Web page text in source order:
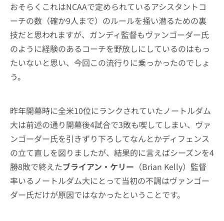
おそらくこれはNCAAで定められているアシスタントコ
ーチの数（確か9人まで）のルールを掻い潜るための裏
技だと思われますが、ガンディ監督もヴァンゴーダー氏
のように経験のあるコーチを野放しにしているのはもっ
たいないと思い、今回この流行りに乗っかったのでしょ
う。
昨年開幕時に全米10位にランクされていたノートルダム
大は前述の通り開幕後4試合で3敗も喫してしまい、ヴァ
ンゴーダー氏を引きずり下ろしてなんとかディフェンス
の立て直しを図りましたが、結果的に言えばシーズンを4
勝8敗で終えたブライアン・ケリー （Brian Kelly）監督
率いるノートルダム大にとって当初の不調はヴァンゴー
ダー氏だけが原因ではなかったということです。